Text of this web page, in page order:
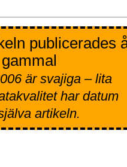
publicerades
är svajiga – lita
har datum
artikeln.